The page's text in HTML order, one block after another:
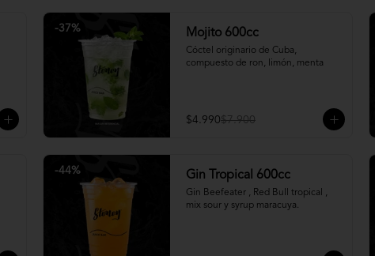
-37% Mojito 600cc
Cóctel originario de Cuba,
compuesto de ron, limón, menta
$4.990$7.900
-44% Gin Tropical 600cc
Gin Beefeater , Red Bull tropical ,
mix sour y syrup maracuya.